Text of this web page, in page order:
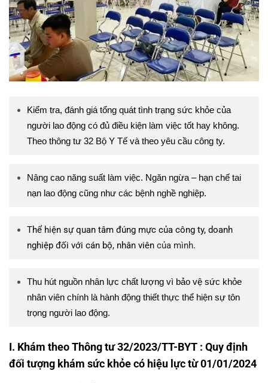
Kiểm tra, đánh giá tổng quát tình trạng sức khỏe của
người lao động có đủ điều kiện làm việc tốt hay không.
Theo thông tư 32 Bộ Y Tế và theo yêu cầu công ty.
Nâng cao năng suất làm việc. Ngăn ngừa – hạn chế tai
nạn lao động cũng như các bệnh nghề nghiệp.
Thể hiện sự quan tâm đúng mực của công ty, doanh
nghiệp đối với cán bộ, nhân viên của mình.
Thu hút nguồn nhân lực chất lượng vì bảo vệ sức khỏe
nhân viên chính là hành động thiết thực thể hiện sự tôn
trọng người lao động.
I. Khám theo Thông tư 32/2023/TT-BYT : Quy định
đối tượng khám sức khỏe có hiệu lực từ 01/01/2024